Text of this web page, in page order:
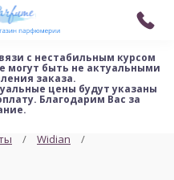
с нестабильным курсом
могут быть не актуальными
заказа.
цены будут указаны
Благодарим Вас за
Widian